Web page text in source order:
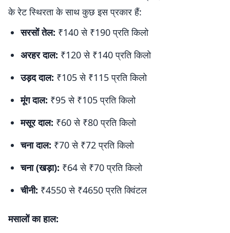
के रेट स्थिरता के साथ कुछ इस प्रकार हैं:
सरसों तेल: ₹140 से ₹190 प्रति किलो
अरहर दाल: ₹120 से ₹140 प्रति किलो
उड़द दाल: ₹105 से ₹115 प्रति किलो
मूंग दाल: ₹95 से ₹105 प्रति किलो
मसूर दाल: ₹60 से ₹80 प्रति किलो
चना दाल: ₹70 से ₹72 प्रति किलो
चना (खड़ा): ₹64 से ₹70 प्रति किलो
चीनी: ₹4550 से ₹4650 प्रति क्विंटल
मसालों का हाल: